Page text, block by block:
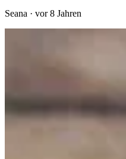
Seana · vor 8 Jahren